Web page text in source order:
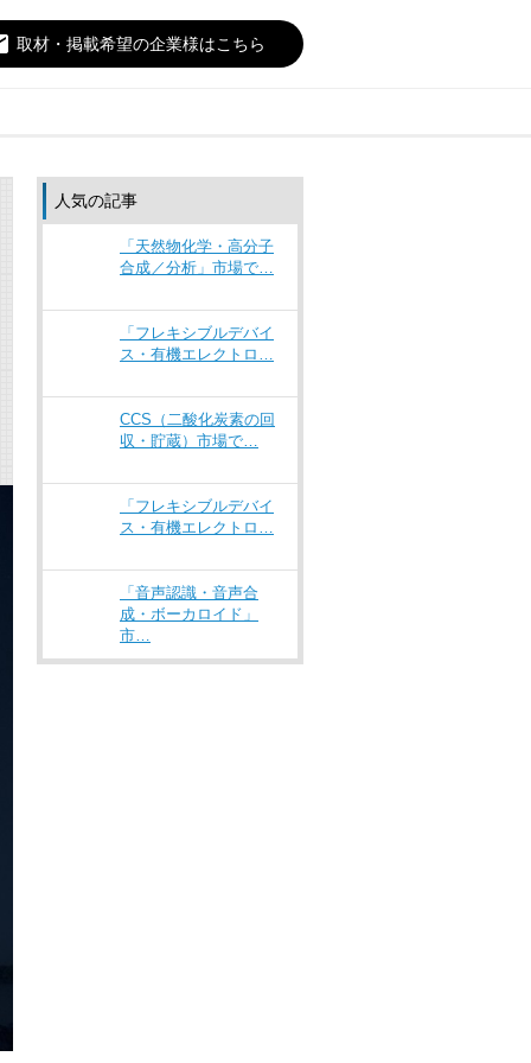
取材・掲載希望の企業様はこちら
人気の記事
「天然物化学・高分子
合成／分析」市場で…
「フレキシブルデバイ
ス・有機エレクトロ…
CCS（二酸化炭素の回
収・貯蔵）市場で…
「フレキシブルデバイ
ス・有機エレクトロ…
「音声認識・音声合
成・ボーカロイド」
市…